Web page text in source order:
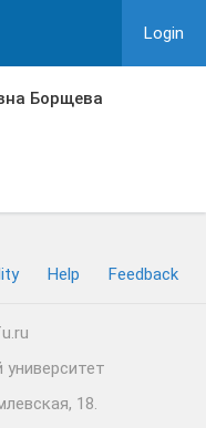
Login
Борщева
Help Feedback
18.